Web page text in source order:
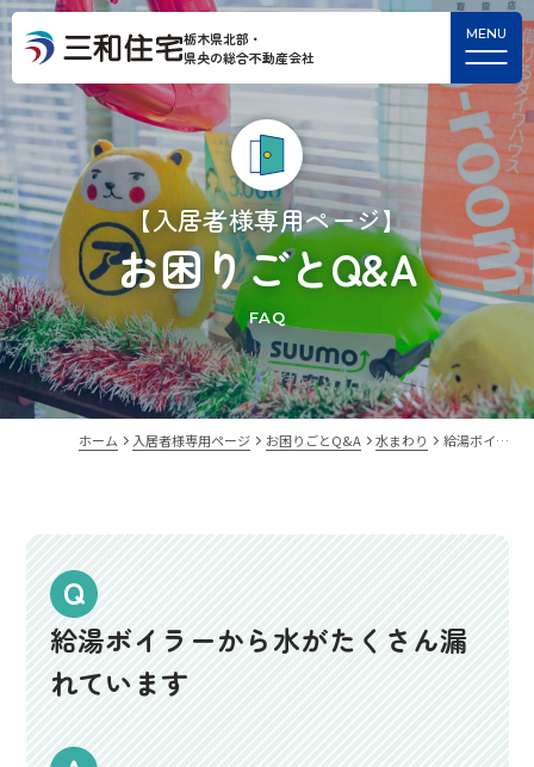
栃木県北部・
県央の総合不動産会社
【入居者様専用ページ】
お困りごとQ&A
FAQ
ホーム 入居者様専用ページ お困りごとQ&A 水まわり 給湯ボイ…
給湯ボイラーから水がたくさん漏
れています